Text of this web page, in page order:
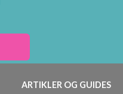
ARTIKLER OG GUIDES